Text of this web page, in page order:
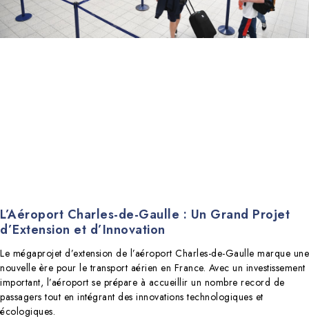
L’Aéroport Charles-de-Gaulle : Un Grand Projet
d’Extension et d’Innovation
Le mégaprojet d’extension de l’aéroport Charles-de-Gaulle marque une
nouvelle ère pour le transport aérien en France. Avec un investissement
important, l’aéroport se prépare à accueillir un nombre record de
passagers tout en intégrant des innovations technologiques et
écologiques.